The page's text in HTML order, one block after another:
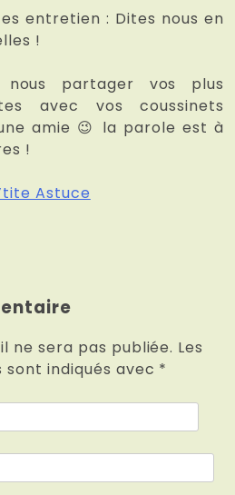
entretien : Dites nous en
!
nous partager vos plus
avec vos coussinets
amie 😉 la parole est à
!
Astuce
ne sera pas publiée. Les
indiqués avec *